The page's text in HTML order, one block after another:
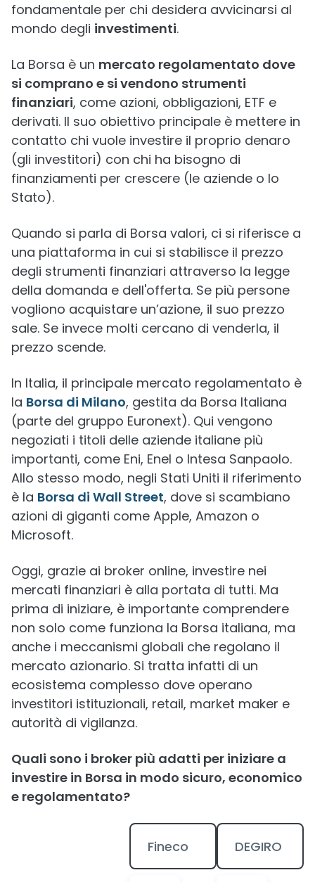
fondamentale per chi desidera avvicinarsi al
mondo degli investimenti.
La Borsa è un mercato regolamentato dove
si comprano e si vendono strumenti
finanziari, come azioni, obbligazioni, ETF e
derivati. Il suo obiettivo principale è mettere in
contatto chi vuole investire il proprio denaro
(gli investitori) con chi ha bisogno di
finanziamenti per crescere (le aziende o lo
Stato).
Quando si parla di Borsa valori, ci si riferisce a
una piattaforma in cui si stabilisce il prezzo
degli strumenti finanziari attraverso la legge
della domanda e dell'offerta. Se più persone
vogliono acquistare un’azione, il suo prezzo
sale. Se invece molti cercano di venderla, il
prezzo scende.
In Italia, il principale mercato regolamentato è
la Borsa di Milano, gestita da Borsa Italiana
(parte del gruppo Euronext). Qui vengono
negoziati i titoli delle aziende italiane più
importanti, come Eni, Enel o Intesa Sanpaolo.
Allo stesso modo, negli Stati Uniti il riferimento
è la Borsa di Wall Street, dove si scambiano
azioni di giganti come Apple, Amazon o
Microsoft.
Oggi, grazie ai broker online, investire nei
mercati finanziari è alla portata di tutti. Ma
prima di iniziare, è importante comprendere
non solo come funziona la Borsa italiana, ma
anche i meccanismi globali che regolano il
mercato azionario. Si tratta infatti di un
ecosistema complesso dove operano
investitori istituzionali, retail, market maker e
autorità di vigilanza.
Quali sono i broker più adatti per iniziare a
investire in Borsa in modo sicuro, economico
e regolamentato?
Fineco DEGIRO